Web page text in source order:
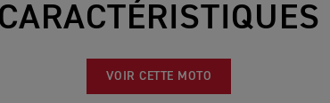
CARACTÉRISTIQUES
VOIR CETTE MOTO